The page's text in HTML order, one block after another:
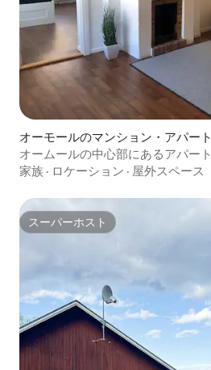
オーモールのマンション・アパート
オームールの中心部にあるアパート
家族 · ロケーション · 屋外スペース
スーパーホスト
スーパーホスト